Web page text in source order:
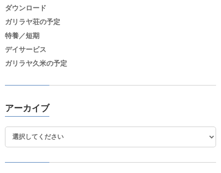
ダウンロード
ガリラヤ荘の予定
特養／短期
デイサービス
ガリラヤ久米の予定
アーカイブ